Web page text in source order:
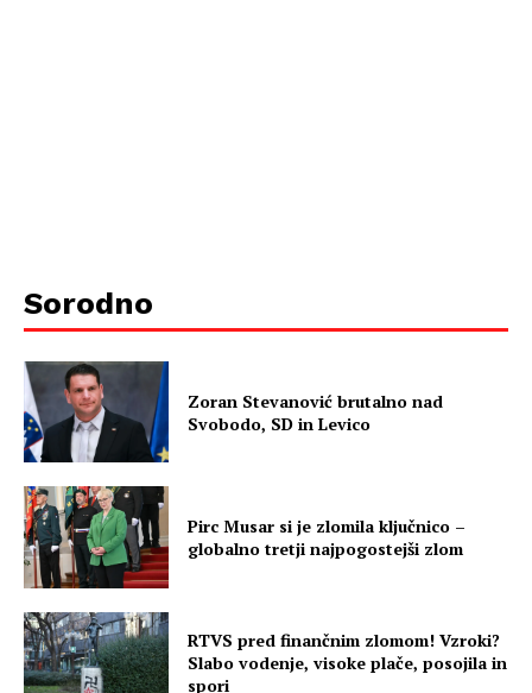
Sorodno
Zoran Stevanović brutalno nad
Svobodo, SD in Levico
Pirc Musar si je zlomila ključnico –
globalno tretji najpogostejši zlom
RTVS pred finančnim zlomom! Vzroki?
Slabo vodenje, visoke plače, posojila in
spori